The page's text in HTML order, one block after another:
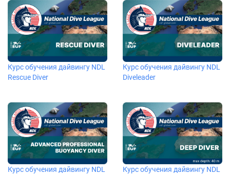
Курс обучения дайвингу NDL
Rescue Diver
Курс обучения дайвингу NDL
Diveleader
Курс обучения дайвингу NDL
Курс обучения дайвингу NDL